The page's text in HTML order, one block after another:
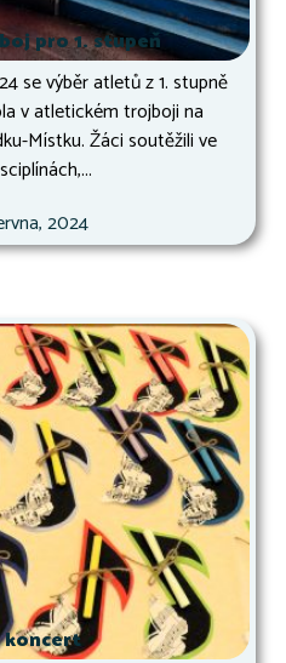
pro 1. stupeň
se výběr atletů z 1. stupně
v atletickém trojboji na
Místku. Žáci soutěžili ve
2024